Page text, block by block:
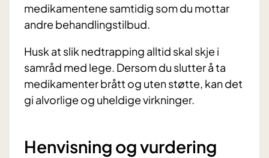
medikamentene samtidig som du mottar
andre behandlingstilbud.
Husk at slik nedtrapping alltid skal skje i
samråd med lege. Dersom du slutter å ta
medikamenter brått og uten støtte, kan det
gi alvorlige og uheldige virkninger.
Henvisning og vurdering